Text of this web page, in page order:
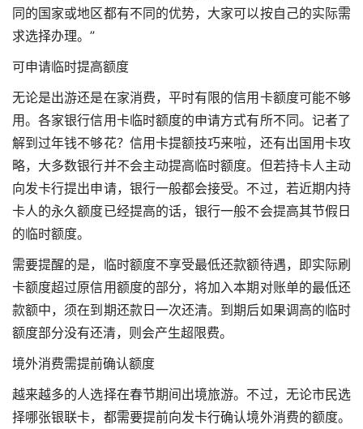
同的国家或地区都有不同的优势，大家可以按自己的实际需
求选择办理。”
可申请临时提高额度
无论是出游还是在家消费，平时有限的信用卡额度可能不够
用。各家银行信用卡临时额度的申请方式有所不同。记者了
解到过年钱不够花？信用卡提额技巧来啦，还有出国用卡攻
略，大多数银行并不会主动提高临时额度。但若持卡人主动
向发卡行提出申请，银行一般都会接受。不过，若近期内持
卡人的永久额度已经提高的话，银行一般不会提高其节假日
的临时额度。
需要提醒的是，临时额度不享受最低还款额待遇，即实际刷
卡额度超过原信用额度的部分，将加入本期对账单的最低还
款额中，须在到期还款日一次还清。到期后如果调高的临时
额度部分没有还清，则会产生超限费。
境外消费需提前确认额度
越来越多的人选择在春节期间出境旅游。不过，无论市民选
择哪张银联卡，都需要提前向发卡行确认境外消费的额度。